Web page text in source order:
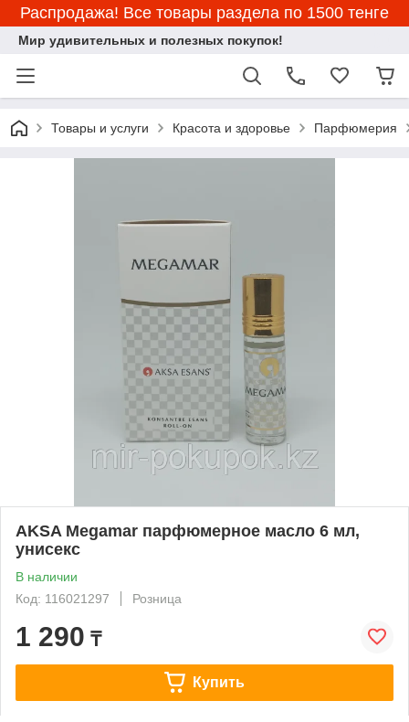
Распродажа! Все товары раздела по 1500 тенге
Мир удивительных и полезных покупок!
Товары и услуги Красота и здоровье Парфюмерия
AKSA Megamar парфюмерное масло 6 мл,
унисекс
В наличии
Код: 116021297
Розница
1 290 ₸
Купить